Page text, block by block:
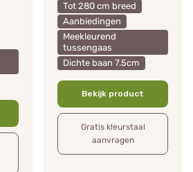
Tot 280 cm breed
Aanbiedingen
Meekleurend
tussengaas
Dichte baan 7.5cm
Bekijk product
Gratis kleurstaal
aanvragen